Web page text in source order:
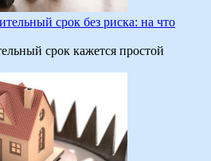
срок без риска: на что
срок кажется простой